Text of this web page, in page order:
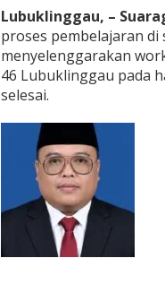
a
i
a
o
s
e
s
P
e
m
b
Lubuklinggau, –
proses pembelajaran di
menyelenggarakan
46 Lubuklinggau pada
selesai.